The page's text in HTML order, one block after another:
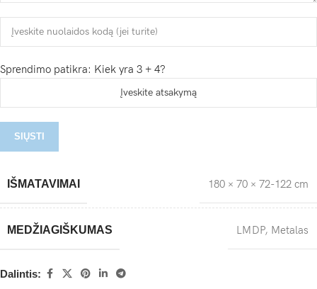
Sprendimo patikra: Kiek yra 3 + 4?
IŠMATAVIMAI 180 × 70 × 72-122 cm
MEDŽIAGIŠKUMAS LMDP, Metalas
Dalintis: